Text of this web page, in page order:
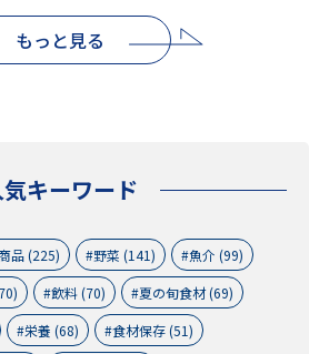
もっと見る
キーワード
品 (225) 野菜 (141)
魚介 (99)
飲料 (70)
夏の旬食材 (69)
栄養 (68)
食材保存 (51)